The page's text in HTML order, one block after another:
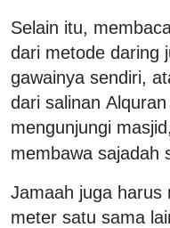
Selain itu,
dari metode daring
gawainya sendiri,
dari salinan
mengunjungi masjid,
membawa sajadah
Jamaah juga harus
meter satu sama